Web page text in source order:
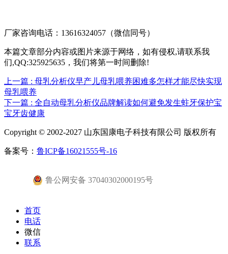
厂家咨询电话：13616324057（微信同号）
本篇文章部分内容或图片来源于网络，如有侵权,请联系我
们,QQ:325925635，我们将第一时间删除!
上一篇 : 母乳分析仪早产儿母乳喂养困难多怎样才能尽快实现
母乳喂养
下一篇 : 全自动母乳分析仪品牌解读如何避免发生蛀牙保护宝
宝牙齿健康
Copyright © 2002-2027 山东国康电子科技有限公司 版权所有
备案号： 鲁ICP备16021555号-16
鲁公网安备 37040302000195号
首页
电话
微信
联系